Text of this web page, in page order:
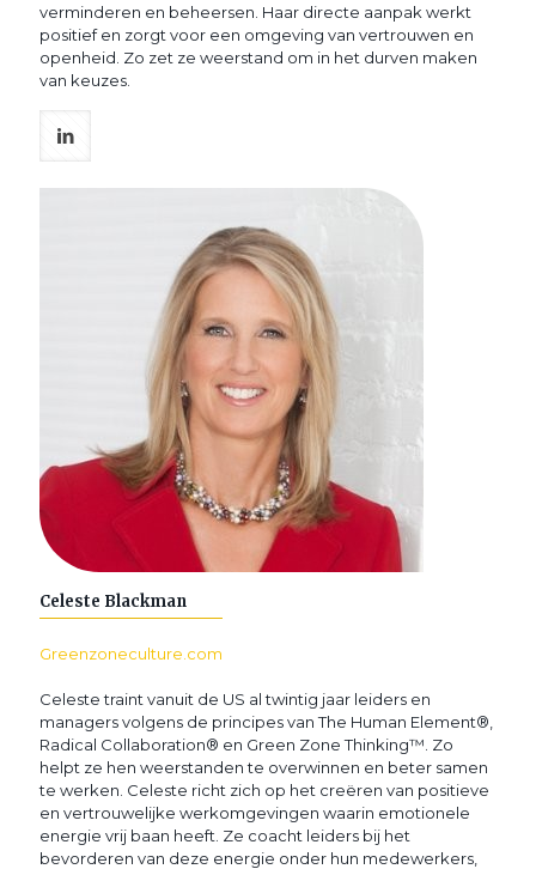
verminderen en beheersen. Haar directe aanpak werkt
positief en zorgt voor een omgeving van vertrouwen en
openheid. Zo zet ze weerstand om in het durven maken
van keuzes.
Celeste Blackman
Greenzoneculture.com
Celeste traint vanuit de US al twintig jaar leiders en
managers volgens de principes van The Human Element®,
Radical Collaboration® en Green Zone Thinking™. Zo
helpt ze hen weerstanden te overwinnen en beter samen
te werken. Celeste richt zich op het creëren van positieve
en vertrouwelijke werkomgevingen waarin emotionele
energie vrij baan heeft. Ze coacht leiders bij het
bevorderen van deze energie onder hun medewerkers,